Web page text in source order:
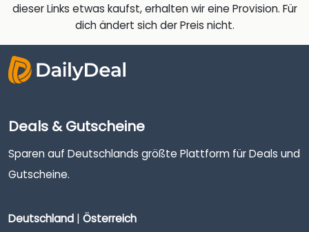
dieser Links etwas kaufst, erhalten wir eine Provision. Für
dich ändert sich der Preis nicht.
Deals & Gutscheine
Sparen auf Deutschlands größte Plattform für Deals und
Gutscheine.
Deutschland | Österreich